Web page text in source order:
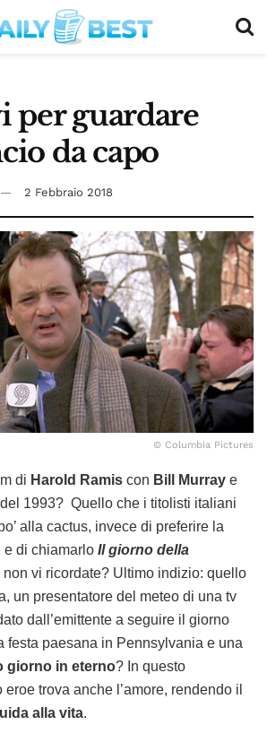
per guardare
da capo
2 Febbraio 2018
© Columbia Pictures
di Harold Ramis con Bill Murray e
del 1993? Quello che i titolisti italiani
alla cactus, invece di preferire la
e di chiamarlo Il giorno della
non vi ricordate? Ultimo indizio: quello
un presentatore del meteo di una tv
dall’emittente a seguire il giorno
festa paesana in Pennsylvania e una
giorno in eterno? In questo
trova anche l’amore, rendendo il
alla vita.